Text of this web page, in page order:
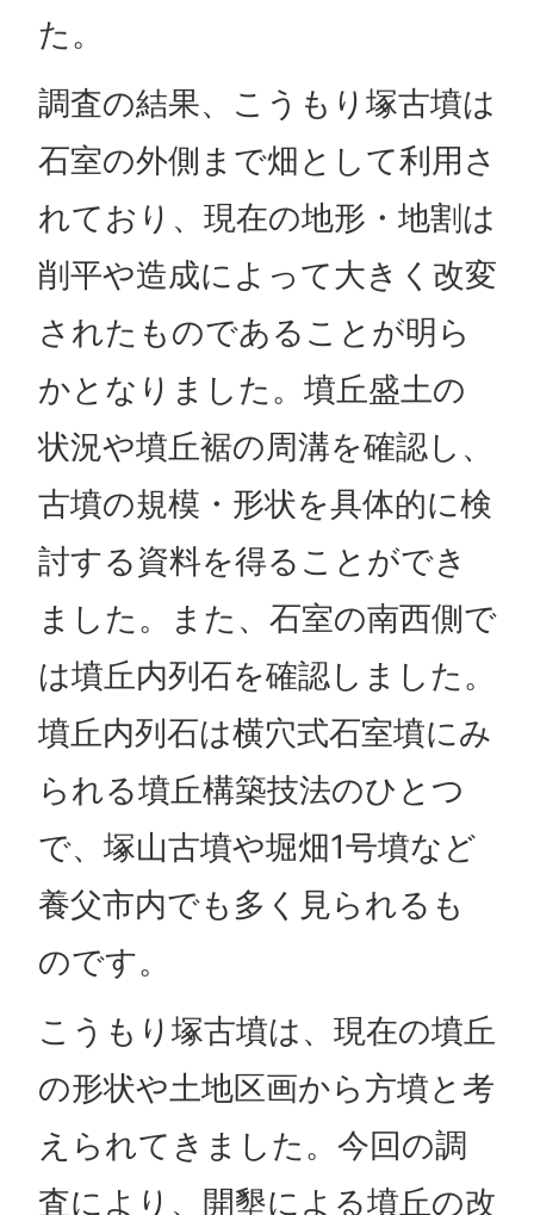
た。
調査の結果、こうもり塚古墳は
石室の外側まで畑として利用さ
れており、現在の地形・地割は
削平や造成によって大きく改変
されたものであることが明ら
かとなりました。墳丘盛土の
状況や墳丘裾の周溝を確認し、
古墳の規模・形状を具体的に検
討する資料を得ることができ
ました。また、石室の南西側で
は墳丘内列石を確認しました。
墳丘内列石は横穴式石室墳にみ
られる墳丘構築技法のひとつ
で、塚山古墳や堀畑1号墳など
養父市内でも多く見られるも
のです。
こうもり塚古墳は、現在の墳丘
の形状や土地区画から方墳と考
えられてきました。今回の調
査により、開墾による墳丘の改